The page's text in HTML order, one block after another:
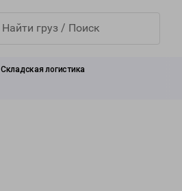
Складская логистика